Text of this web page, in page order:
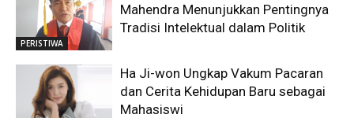
PERISTIWA
Mahendra Menunjukkan Pentingnya
Tradisi Intelektual dalam Politik
Ha Ji-won Ungkap Vakum Pacaran
dan Cerita Kehidupan Baru sebagai
Mahasiswi